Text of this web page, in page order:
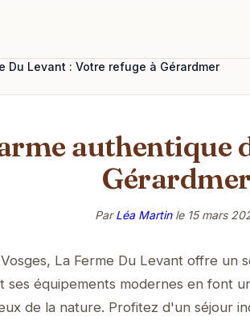
Du Levant : Votre refuge à Gérardmer
authentique
Gérardmer
ParLéa Martinle 15 mars
La Ferme Du Levant offre un
ses équipements modernes en font
de la nature. Profitez d'un séjour